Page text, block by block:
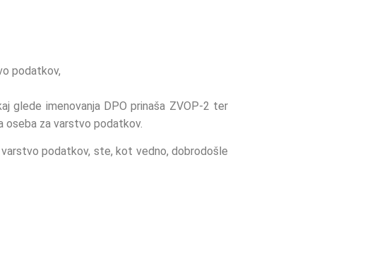
podatkov,
glede imenovanja DPO prinaša ZVOP-2 ter
oseba za varstvo podatkov.
podatkov, ste, kot vedno, dobrodošle